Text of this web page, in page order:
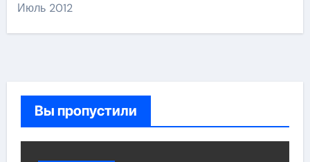
Июль 2012
Вы пропустили